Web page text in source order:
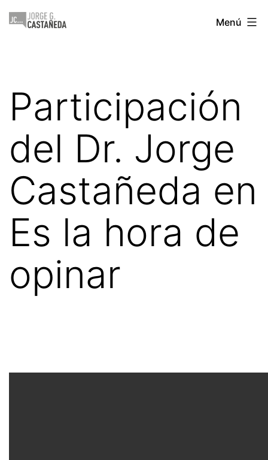
Saltar
Jorge
Menú
Participación
del Dr. Jorge
Castañeda en
Es la hora de
opinar